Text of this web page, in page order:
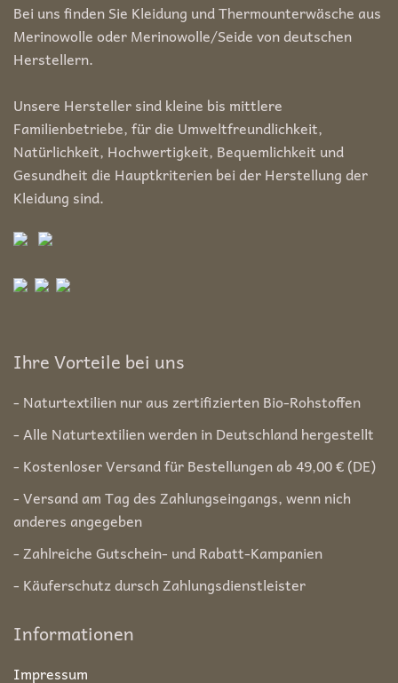
Bei uns finden Sie Kleidung und Thermounterwäsche aus
Merinowolle oder Merinowolle/Seide von deutschen
Herstellern.
Unsere Hersteller sind kleine bis mittlere
Familienbetriebe, für die Umweltfreundlichkeit,
Natürlichkeit, Hochwertigkeit, Bequemlichkeit und
Gesundheit die Hauptkriterien bei der Herstellung der
Kleidung sind.
Ihre Vorteile bei uns
- Naturtextilien nur aus zertifizierten Bio-Rohstoffen
- Alle Naturtextilien werden in Deutschland hergestellt
- Kostenloser Versand für Bestellungen ab 49,00 € (DE)
- Versand am Tag des Zahlungseingangs, wenn nich
anderes angegeben
- Zahlreiche Gutschein- und Rabatt-Kampanien
- Käuferschutz dursch Zahlungsdienstleister
Informationen
Impressum